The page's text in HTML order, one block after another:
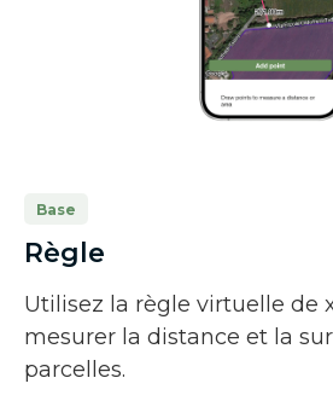
Base
Règle
Utilisez la règle virtuelle de
mesurer la distance et la
parcelles.